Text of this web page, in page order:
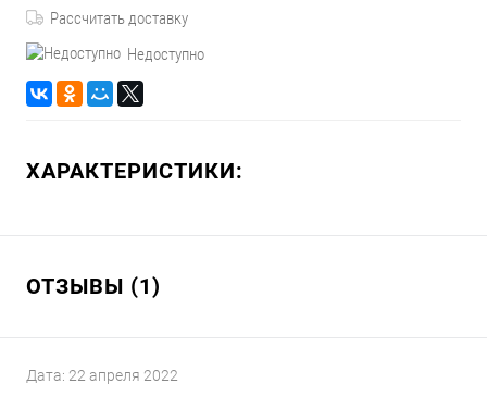
Рассчитать доставку
Недоступно
ХАРАКТЕРИСТИКИ:
ОТЗЫВЫ (1)
Дата: 22 апреля 2022